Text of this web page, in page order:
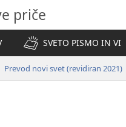
priče
SVETO PISMO IN VI
Prevod novi svet (revidiran 2021)